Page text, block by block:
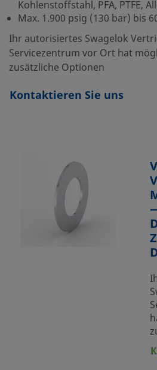
Kohlenstoffstahl, PFA, PTFE,
Max. 1.900 psig (130 bar) bis
Ihr autorisiertes Swagelok
Servicezentrum vor Ort hat
zusätzliche Optionen
Kontaktieren Sie uns